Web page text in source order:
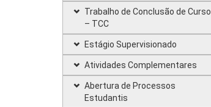
Trabalho de Conclusão de Curso
– TCC
Estágio Supervisionado
Atividades Complementares
Abertura de Processos
Estudantis